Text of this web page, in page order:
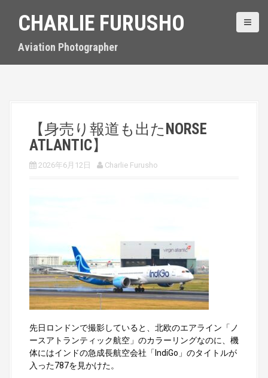
CHARLIE FURUSHO
Aviation Photographer
【身売り報道も出たNORSE
ATLANTIC】
2026年6月12日 Charlie Furusho
先日ロンドンで撮影していると、北欧のエアライン「ノ
ースアトランティック航空」のカラーリングなのに、機
体にはインドの急成長航空会社「IndiGo」のタイトルが
入った787を見かけた。